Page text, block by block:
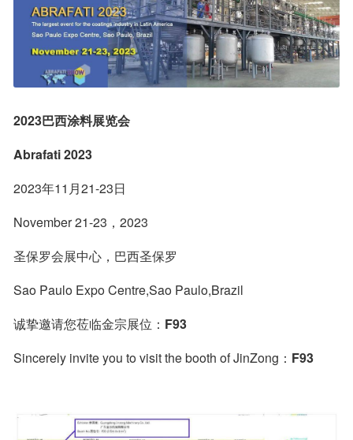
2023巴西涂料展览会
Abrafati 2023
2023年11月21-23日
November 21-23，2023
圣保罗会展中心，巴西圣保罗
Sao Paulo Expo Centre,Sao Paulo,Brazil
诚挚邀请您莅临金宗展位： F93
Sincerely invite you to visit the booth of JinZong： F93